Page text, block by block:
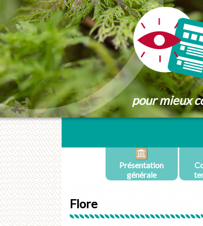
pour mieux
Présentation
générale
Flore
Panneau de gestion des cookies